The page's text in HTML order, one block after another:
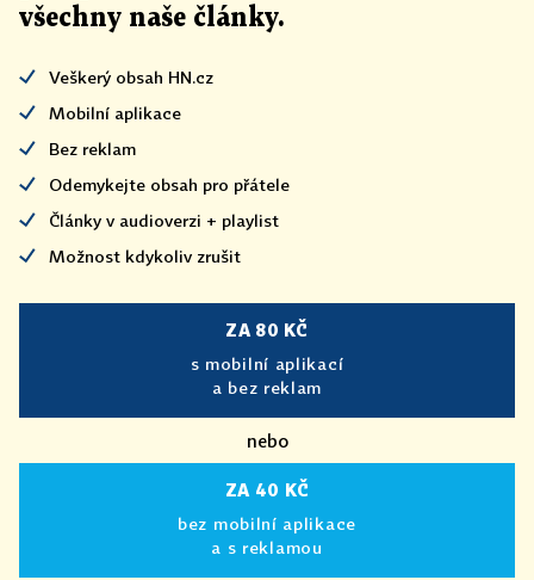
všechny naše články.
Veškerý obsah HN.cz
Mobilní aplikace
Bez reklam
Odemykejte obsah pro přátele
Články v audioverzi + playlist
Možnost kdykoliv zrušit
ZA 80 KČ
s mobilní aplikací
a bez reklam
nebo
ZA 40 KČ
bez mobilní aplikace
a s reklamou